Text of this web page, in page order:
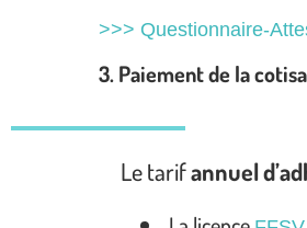
>>> Questionnaire-
3. Paiementde la
Le tarifannuel